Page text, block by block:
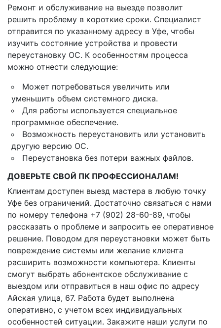
Ремонт и обслуживание на выезде позволит
решить проблему в короткие сроки. Специалист
отправится по указанному адресу в Уфе, чтобы
изучить состояние устройства и провести
переустановку ОС. К особенностям процесса
можно отнести следующие:
Может потребоваться увеличить или
уменьшить объем системного диска.
Для работы используется специальное
программное обеспечение.
Возможность переустановить или установить
другую версию ОС.
Переустановка без потери важных файлов.
ДОВЕРЬТЕ СВОЙ ПК ПРОФЕССИОНАЛАМ!
Клиентам доступен выезд мастера в любую точку
Уфе без ограничений. Достаточно связаться с нами
по номеру телефона +7 (902) 28-60-89, чтобы
рассказать о проблеме и запросить ее оперативное
решение. Поводом для переустановки может быть
повреждение системы или желание клиента
расширить возможности компьютера. Клиенты
смогут выбрать абонентское обслуживание с
выездом или отправиться в наш офис по адресу
Айская улица, 67. Работа будет выполнена
оперативно, с учетом всех индивидуальных
особенностей ситуации. Закажите наши услуги по